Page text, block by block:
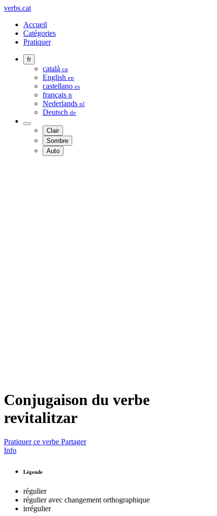
verbs.cat
Accueil
Catégories
Pratiquer
fr
català ca
English en
castellano es
français fr
Nederlands nl
Deutsch de
Clair
Sombre
Auto
Conjugaison du verbe
revitalitzar
Pratiquer ce verbe Partager
Info
Légende
régulier
régulier avec changement orthographique
irrégulier